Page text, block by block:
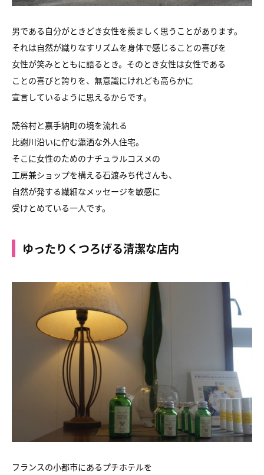
男である自分がときどき女性を羨ましく思うことがあります。
それは自然が織りなすリズムを身体で感じることの喜びを
女性が笑みとともに語るとき。そのとき女性は女性である
ことの喜びと誇りを、無意識にけれども高らかに
宣言しているように思えるからです。
読谷村と嘉手納町の境を流れる
比謝川沿いに佇む瀟洒な外人住宅。
そこに女性のためのナチュラルコスメの
工房兼ショップを構える石渡みち代さんも、
自然が発する繊細なメッセージを敏感に
受けとめている一人です。
ゆったりくつろげる清潔な店内
フランスの小都市にあるプチホテルを